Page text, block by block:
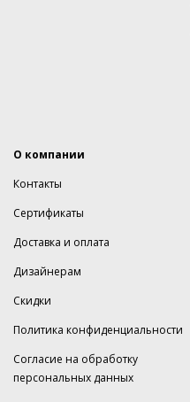
О компании
Контакты
Сертификаты
Доставка и оплата
Дизайнерам
Скидки
Политика конфиденциальности
Согласие на обработку
персональных данных